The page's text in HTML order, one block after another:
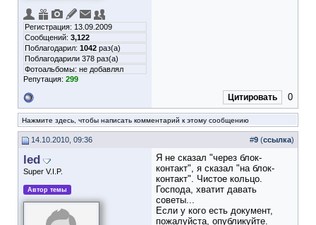
Регистрация: 13.09.2009
Сообщений: 3,122
Поблагодарил: 1042 раз(а)
Поблагодарили 378 раз(а)
Фотоальбомы: не добавлял
Репутация: 299
Цитировать 0
Нажмите здесь, чтобы написать комментарий к этому сообщению
14.10.2010, 09:36 #9 (ссылка)
led
Super V.I.P.
Автор темы
Я не сказал "через блок-
контакт", я сказал "на блок-
контакт". Чистое кольцо.
Господа, хватит давать
советы...
Если у кого есть документ,
пожалуйста, опубликуйте.